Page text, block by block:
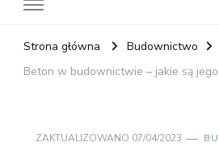
Strona główna
Budownictwo
Beton w budownictwie – jakie są
ZAKTUALIZOWANO 07/04/2023